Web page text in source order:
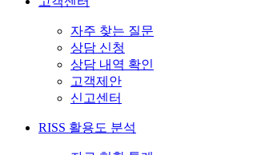
자주 찾는 질문
상담 신청
상담 내역 확인
고객제안
신고센터
RISS 활용도 분석